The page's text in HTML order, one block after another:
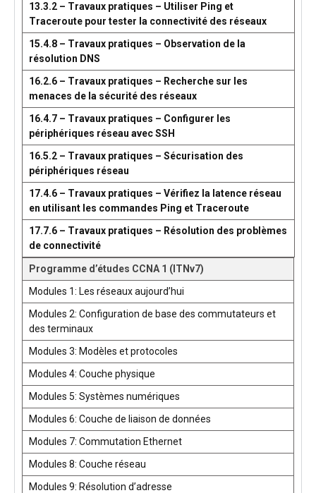
13.3.2 – Travaux pratiques – Utiliser Ping et
Traceroute pour tester la connectivité des réseaux
15.4.8 – Travaux pratiques – Observation de la
résolution DNS
16.2.6 – Travaux pratiques – Recherche sur les
menaces de la sécurité des réseaux
16.4.7 – Travaux pratiques – Configurer les
périphériques réseau avec SSH
16.5.2 – Travaux pratiques – Sécurisation des
périphériques réseau
17.4.6 – Travaux pratiques – Vérifiez la latence réseau
en utilisant les commandes Ping et Traceroute
17.7.6 – Travaux pratiques – Résolution des problèmes
de connectivité
Programme d’études CCNA 1 (ITNv7)
Modules 1: Les réseaux aujourd’hui
Modules 2: Configuration de base des commutateurs et
des terminaux
Modules 3: Modèles et protocoles
Modules 4: Couche physique
Modules 5: Systèmes numériques
Modules 6: Couche de liaison de données
Modules 7: Commutation Ethernet
Modules 8: Couche réseau
Modules 9: Résolution d’adresse